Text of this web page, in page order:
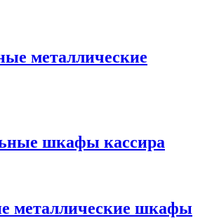
металлические
шкафы кассира
металлические шкафы